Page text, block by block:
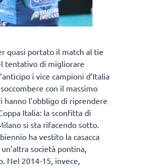
quasi portato il match al tie
tentativo di migliorare
i vice campioni d’Italia
con il massimo
hanno l’obbligo di riprendere
Italia: la sconfitta di
si sta rifacendo sotto.
ha vestito la casacca
società pontina,
Nel 2014-15, invece,